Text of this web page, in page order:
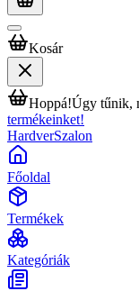
Kosár
Hoppá!Úgy tűnik,
termékeinket!
HardverSzalon
Főoldal
Termékek
Kategóriák